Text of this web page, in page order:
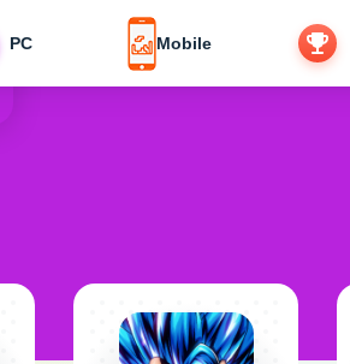
PC Mobile